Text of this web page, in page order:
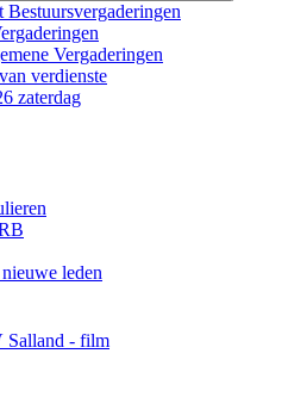
Bestuursvergaderingen
Vergaderingen
verdienste
zaterdag
leden
Salland - film